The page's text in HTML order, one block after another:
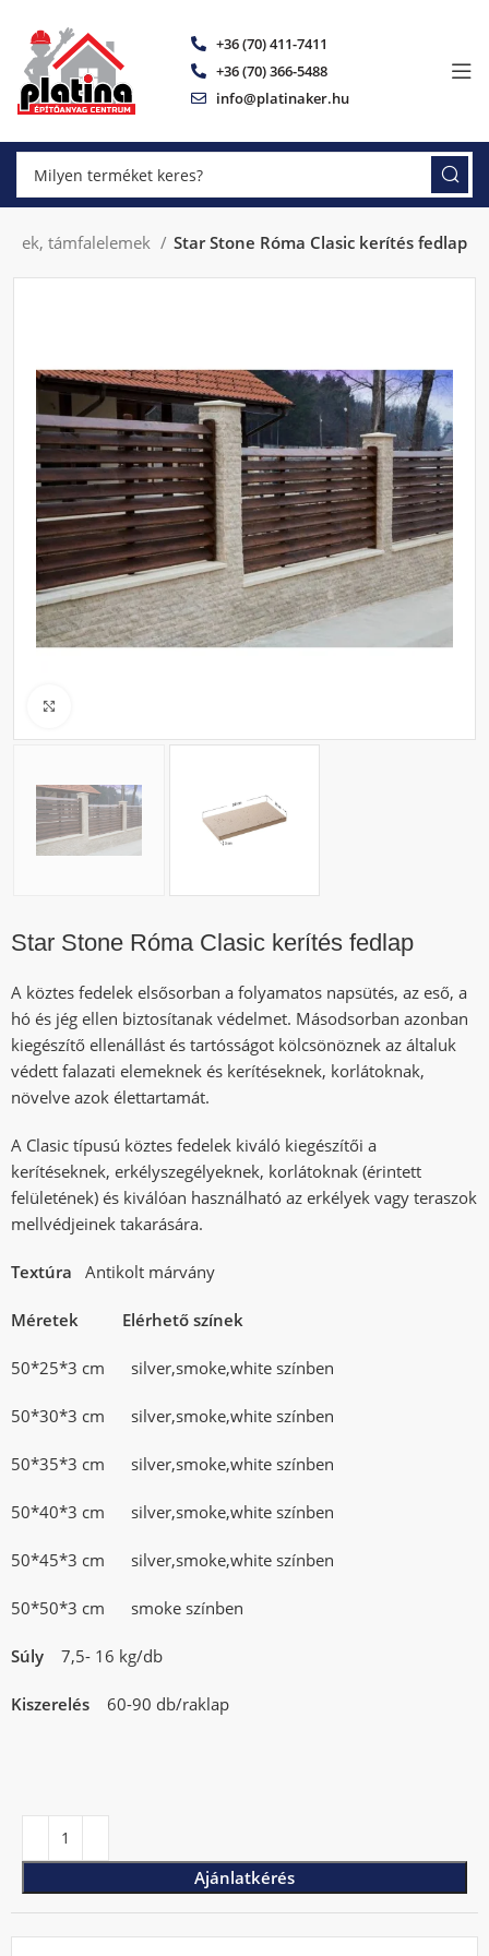
+36 (70) 411-7411
+36 (70) 366-5488
info@platinaker.hu
támfalelemek Star Stone Róma Clasic kerítés fedlap
Star Stone Róma Clasic kerítés fedlap
A köztes fedelek elsősorban a folyamatos napsütés, az eső, a
hó és jég ellen biztosítanak védelmet. Másodsorban azonban
kiegészítő ellenállást és tartósságot kölcsönöznek az általuk
védett falazati elemeknek és kerítéseknek, korlátoknak,
növelve azok élettartamát.
A Clasic típusú köztes fedelek kiváló kiegészítői a
kerítéseknek, erkélyszegélyeknek, korlátoknak (érintett
felületének) és kiválóan használható az erkélyek vagy teraszok
mellvédjeinek takarására.
Textúra Antikolt márvány
Méretek Elérhető színek
50*25*3 cm silver,smoke,white színben
50*30*3 cm silver,smoke,white színben
50*35*3 cm silver,smoke,white színben
50*40*3 cm silver,smoke,white színben
50*45*3 cm silver,smoke,white színben
50*50*3 cm smoke színben
Súly 7,5- 16 kg/db
Kiszerelés 60-90 db/raklap
Ajánlatkérés